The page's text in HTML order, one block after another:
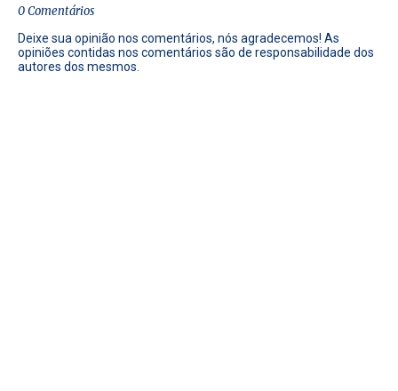
0 Comentários
Deixe sua opinião nos comentários, nós agradecemos! As
opiniões contidas nos comentários são de responsabilidade dos
autores dos mesmos.